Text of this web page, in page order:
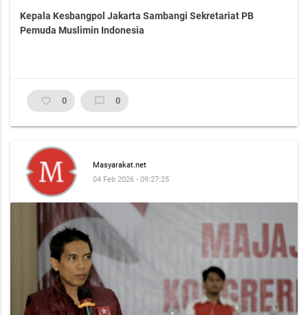
Kepala Kesbangpol Jakarta Sambangi Sekretariat PB
Pemuda Muslimin Indonesia
favorite_border 0 chat_bubble_outline 0
Masyarakat.net
04 Feb 2026 - 09:27:25